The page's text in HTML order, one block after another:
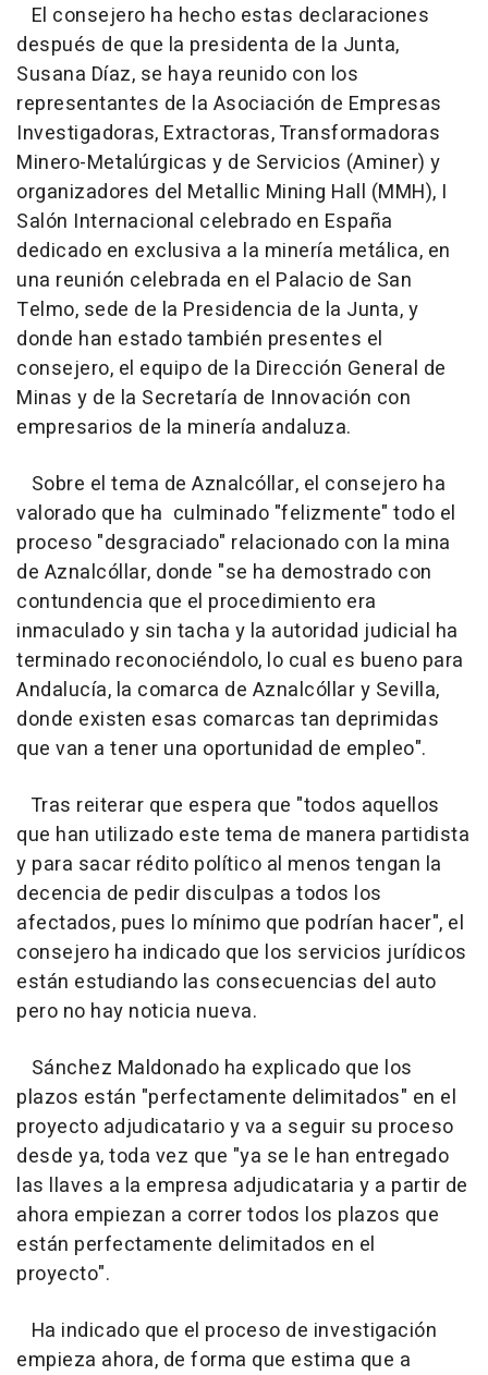
El consejero ha hecho estas declaraciones
después de que la presidenta de la Junta,
Susana Díaz, se haya reunido con los
representantes de la Asociación de Empresas
Investigadoras, Extractoras, Transformadoras
Minero-Metalúrgicas y de Servicios (Aminer) y
organizadores del Metallic Mining Hall (MMH), I
Salón Internacional celebrado en España
dedicado en exclusiva a la minería metálica, en
una reunión celebrada en el Palacio de San
Telmo, sede de la Presidencia de la Junta, y
donde han estado también presentes el
consejero, el equipo de la Dirección General de
Minas y de la Secretaría de Innovación con
empresarios de la minería andaluza.
Sobre el tema de Aznalcóllar, el consejero ha
valorado que ha culminado "felizmente" todo el
proceso "desgraciado" relacionado con la mina
de Aznalcóllar, donde "se ha demostrado con
contundencia que el procedimiento era
inmaculado y sin tacha y la autoridad judicial ha
terminado reconociéndolo, lo cual es bueno para
Andalucía, la comarca de Aznalcóllar y Sevilla,
donde existen esas comarcas tan deprimidas
que van a tener una oportunidad de empleo".
Tras reiterar que espera que "todos aquellos
que han utilizado este tema de manera partidista
y para sacar rédito político al menos tengan la
decencia de pedir disculpas a todos los
afectados, pues lo mínimo que podrían hacer", el
consejero ha indicado que los servicios jurídicos
están estudiando las consecuencias del auto
pero no hay noticia nueva.
Sánchez Maldonado ha explicado que los
plazos están "perfectamente delimitados" en el
proyecto adjudicatario y va a seguir su proceso
desde ya, toda vez que "ya se le han entregado
las llaves a la empresa adjudicataria y a partir de
ahora empiezan a correr todos los plazos que
están perfectamente delimitados en el
proyecto".
Ha indicado que el proceso de investigación
empieza ahora, de forma que estima que a